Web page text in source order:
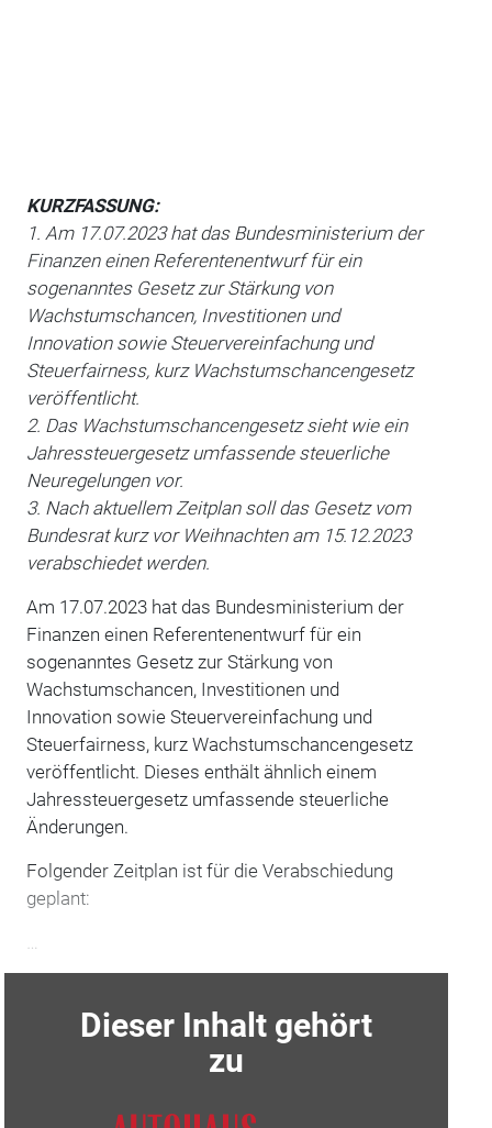
KURZFASSUNG:
1. Am 17.07.2023 hat das Bundesministerium der
Finanzen einen Referentenentwurf für ein
sogenanntes Gesetz zur Stärkung von
Wachstumschancen, Investitionen und
Innovation sowie Steuervereinfachung und
Steuerfairness, kurz Wachstumschancengesetz
veröffentlicht.
2. Das Wachstumschancengesetz sieht wie ein
Jahressteuergesetz umfassende steuerliche
Neuregelungen vor.
3. Nach aktuellem Zeitplan soll das Gesetz vom
Bundesrat kurz vor Weihnachten am 15.12.2023
verabschiedet werden.
Am 17.07.2023 hat das Bundes­ministerium der
Finanzen einen Referentenentwurf für ein
sogenanntes Gesetz zur Stärkung von
Wachstumschancen, Investitionen und
Innovation sowie Steuervereinfachung und
Steuerfairness, kurz Wachstumschancengesetz
veröffentlicht. Dieses enthält ähnlich ­einem
Jahressteuergesetz umfassende steuerliche
Änderungen.
Folgender Zeitplan ist für die Verabschiedung
geplant:
Dieser Inhalt gehört
zu